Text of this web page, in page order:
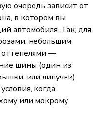
очередь зависит от
в котором вы
автомобиля. Так, для
небольшим
оттепелями —
шины (один из
или липучки).
когда
или мокрому